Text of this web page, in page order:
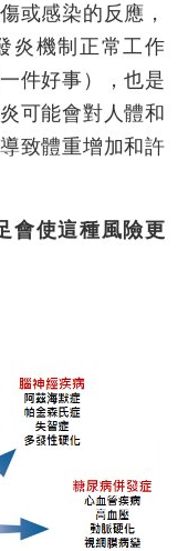
或感染的反應，
炎機制正常工作
件好事），也是
可能會對人體和
致體重增加和許
會使這種風險更